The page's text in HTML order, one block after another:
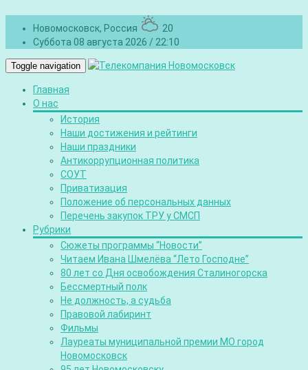
Новомосковск, Россия
20
Суббота 08 августа 2026 / 22:10
Toggle navigation
Главная
О нас
История
Наши достижения и рейтинги
Наши праздники
Антикоррупционная политика
СОУТ
Приватизация
Положение об персональных данных
Перечень закупок ТРУ у СМСП
Рубрики
Сюжеты программы “Новости”
Читаем Ивана Шмелёва “Лето Господне”
80 лет со Дня освобождения Сталиногорска
Бессмертный полк
Не должность, а судьба
Правовой лабиринт
Фильмы
Лауреаты муниципальной премии МО город
Новомосковск